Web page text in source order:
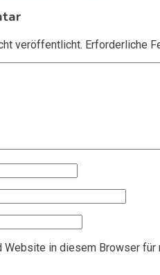
veröffentlicht. Erforderliche
Website in diesem Browser